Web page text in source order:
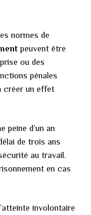
normes de
peuvent être
ou des
pénales
créer un effet
peine d’un an
de trois ans
au travail.
en cas
involontaire